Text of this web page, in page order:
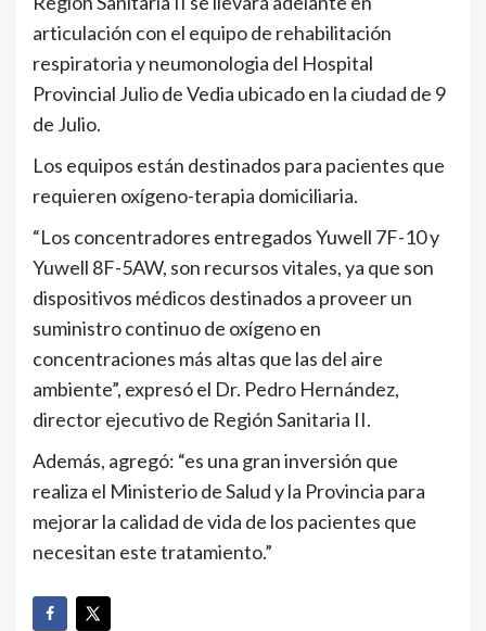
articulación con el equipo de rehabilitación
respiratoria y neumonologia del Hospital
Provincial Julio de Vedia ubicado en la ciudad de 9
de Julio.
Los equipos están destinados para pacientes que
requieren oxígeno-terapia domiciliaria.
“Los concentradores entregados Yuwell 7F-10 y
Yuwell 8F-5AW, son recursos vitales, ya que son
dispositivos médicos destinados a proveer un
suministro continuo de oxígeno en
concentraciones más altas que las del aire
ambiente”, expresó el Dr. Pedro Hernández,
director ejecutivo de Región Sanitaria II.
Además, agregó: “es una gran inversión que
realiza el Ministerio de Salud y la Provincia para
mejorar la calidad de vida de los pacientes que
necesitan este tratamiento.”